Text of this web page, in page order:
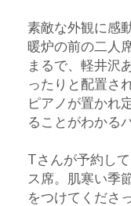
素敵な外観に感
暖炉の前の二人
まるで、軽井沢
ったりと配置さ
ピアノが置かれ
ることがわかる
Tさんが予約し
ス席。肌寒い季
をつけてくださ